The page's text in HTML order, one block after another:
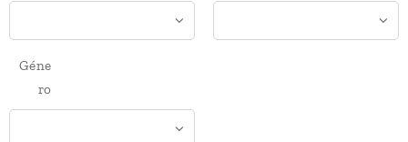
Géne
ro